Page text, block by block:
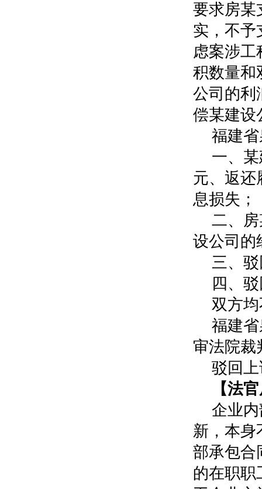
要求房某
实，不予
虑案涉工
积数量和
公司的利
偿某建设
福建
一、
元、返还
息损失；
二、
设公司的
三、
四、
双方
福建
审法院裁
驳回
【法
企业
新，本身
部承包合
的在职职